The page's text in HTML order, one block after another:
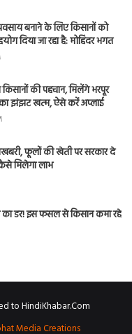
बनाने के लिए किसानों को
दिया जा रहा है: मोहिंदर भगत
की पहचान, मिलेंगे भरपूर
का झंझट खत्म, ऐसे करें अप्लाई
फूलों की खेती पर सरकार दे
मिलेगा लाभ
डर! इस फसल से किसान कमा रहे
to HindiKhabar.Com
Media Creations